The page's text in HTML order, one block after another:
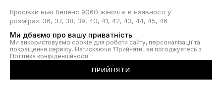
Кросівки нью беленс 9060 жіночі є в наявності у
розмірах: 36, 37, 38, 39, 40, 41, 42, 43, 44, 45, 46
Ми дбаємо про вашу приватність
Ми використовуємо cookie для роботи сайту, персоналізації та
покращення сервісу. Натискаючи 'Прийняти', ви погоджуєтесь з
Політика конфіденційності.
ПРИЙНЯТИ